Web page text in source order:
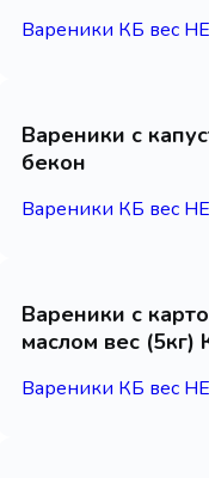
Вареники КБ вес
Вареники с
бекон
Вареники КБ вес
Вареники с
маслом вес (5кг)
Вареники КБ вес